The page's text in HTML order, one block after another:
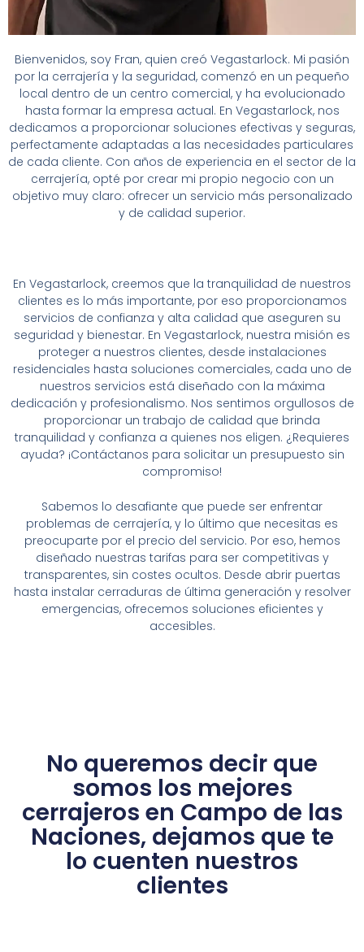
Bienvenidos, soy Fran, quien creó Vegastarlock. Mi pasión
por la cerrajería y la seguridad, comenzó en un pequeño
local dentro de un centro comercial, y ha evolucionado
hasta formar la empresa actual. En Vegastarlock, nos
dedicamos a proporcionar soluciones efectivas y seguras,
perfectamente adaptadas a las necesidades particulares
de cada cliente. Con años de experiencia en el sector de la
cerrajería, opté por crear mi propio negocio con un
objetivo muy claro: ofrecer un servicio más personalizado
y de calidad superior.
En Vegastarlock, creemos que la tranquilidad de nuestros
clientes es lo más importante, por eso proporcionamos
servicios de confianza y alta calidad que aseguren su
seguridad y bienestar. En Vegastarlock, nuestra misión es
proteger a nuestros clientes, desde instalaciones
residenciales hasta soluciones comerciales, cada uno de
nuestros servicios está diseñado con la máxima
dedicación y profesionalismo. Nos sentimos orgullosos de
proporcionar un trabajo de calidad que brinda
tranquilidad y confianza a quienes nos eligen. ¿Requieres
ayuda? ¡Contáctanos para solicitar un presupuesto sin
compromiso!
Sabemos lo desafiante que puede ser enfrentar
problemas de cerrajería, y lo último que necesitas es
preocuparte por el precio del servicio. Por eso, hemos
diseñado nuestras tarifas para ser competitivas y
transparentes, sin costes ocultos. Desde abrir puertas
hasta instalar cerraduras de última generación y resolver
emergencias, ofrecemos soluciones eficientes y
accesibles.
No queremos decir que
somos los mejores
cerrajeros en Campo de las
Naciones, dejamos que te
lo cuenten nuestros
clientes​